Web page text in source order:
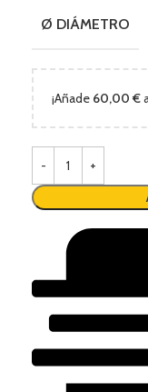
Ø DIÁMETRO
¡Añade 60,00 €